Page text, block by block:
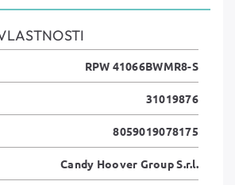
RPW 41066BWMR8-S
31019876
8059019078175
Candy Hoover Group S.r.l.